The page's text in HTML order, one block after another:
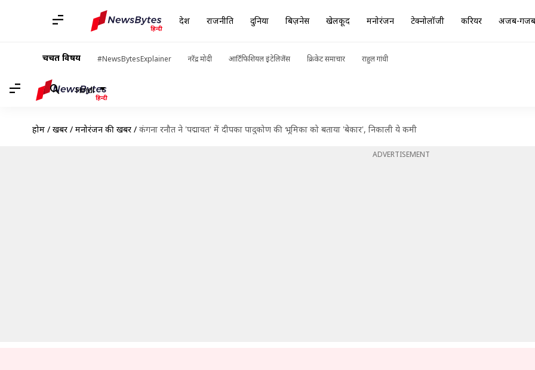
देश राजनीति दुनिया बिज़नेस खेलकूद मनोरंजन टेक्नोलॉजी करियर अजब-गजब
चर्चित विषय #NewsBytesExplainer नरेंद्र मोदी आर्टिफिशियल इंटेलिजेंस क्रिकेट समाचार राहुल गांधी
Hindi
होम / खबरें / मनोरंजन की खबरें / कंगना रनौत ने 'पद्मावत' में दीपका पादुकोण की भूमिका को बताया 'बेकार', निकाली ये कमी
ADVERTISEMENT